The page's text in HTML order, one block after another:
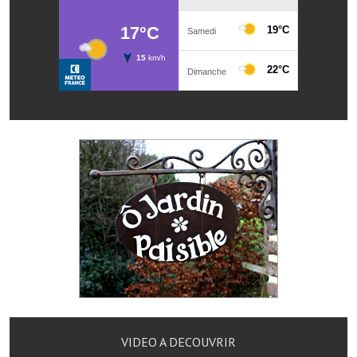
Actions et projets
Projets et travaux en cours
Le bulletin municipal : Fressinfo & Le Fressinois
Toutes les publications
Le village dans l'intercommunalité
Communauté de communes
Autres groupements
Les réseaux partenaires
VIDEO A DECOUVRIR